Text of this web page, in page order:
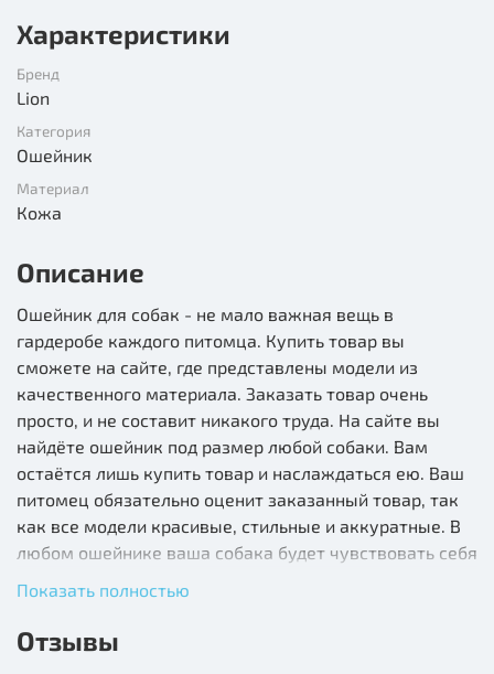
Характеристики
Бренд
Lion
Категория
Ошейник
Материал
Кожа
Описание
Ошейник для собак - не мало важная вещь в
гардеробе каждого питомца. Купить товар вы
сможете на сайте, где представлены модели из
качественного материала. Заказать товар очень
просто, и не составит никакого труда. На сайте вы
найдёте ошейник под размер любой собаки. Вам
остаётся лишь купить товар и наслаждаться ею. Ваш
питомец обязательно оценит заказанный товар, так
как все модели красивые, стильные и аккуратные. В
любом ошейнике ваша собака будет чувствовать себя
Показать полностью
Отзывы